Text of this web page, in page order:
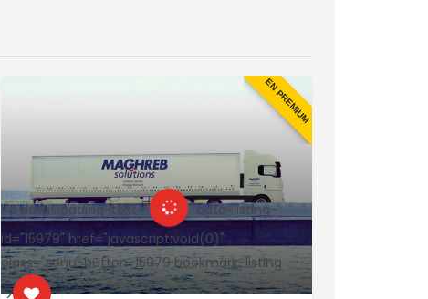
EN PREMIUM
<a data-loading-text="
" data-listing-
id="15979" href="javascript:void(0)"
class="sonu-button-15979 bookmark-listing
">